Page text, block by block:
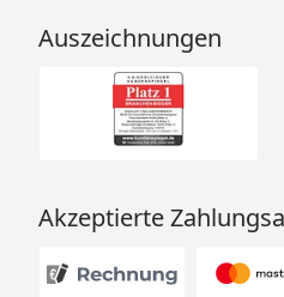
Auszeichnungen
Akzeptierte